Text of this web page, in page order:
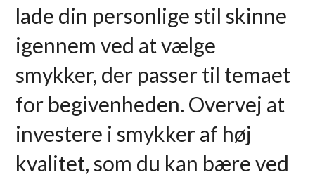
lade din personlige stil skinne
igennem ved at vælge
smykker, der passer til temaet
for begivenheden. Overvej at
investere i smykker af høj
kvalitet, som du kan bære ved